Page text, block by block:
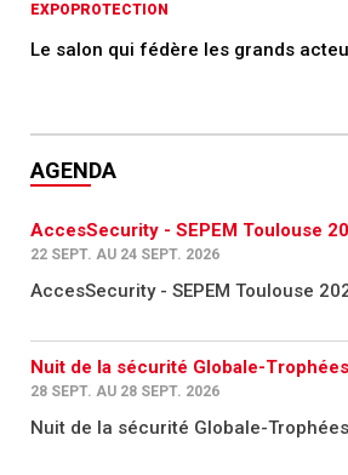
EXPOPROTECTION
Le salon qui fédère les grands
AGENDA
AccesSecurity - SEPEM Toulouse
22 SEPT. AU 24 SEPT. 2026
AccesSecurity - SEPEM Toulouse
Nuit de la sécurité Globale-
28 SEPT. AU 28 SEPT. 2026
Nuit de la sécurité Globale-